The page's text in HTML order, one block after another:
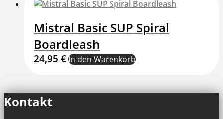
Mistral Basic SUP Spiral
Boardleash
24,95 €In den Warenkorb
Kontakt